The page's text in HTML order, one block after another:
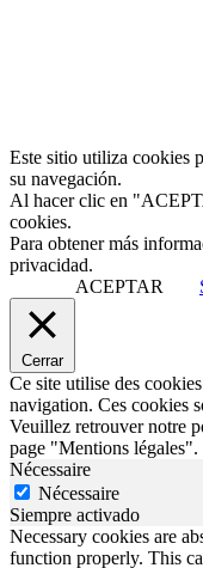
Este sitio utiliza cookies
su navegación.
Al hacer clic en
cookies.
Para obtener más
privacidad.
ACEPTAR
Cerrar
Ce site utilise des
navigation. Ces cookies
Veuillez retrouver notre
page "Mentions légales".
Nécessaire
Nécessaire
Siempre activado
Necessary cookies are
function properly. This